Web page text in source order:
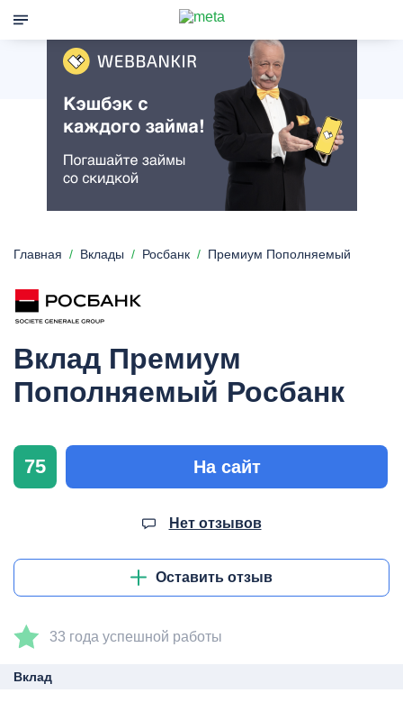
Главная Вклады Росбанк Премиум Пополняемый
Вклад Премиум
Пополняемый Росбанк
75 На сайт
Нет отзывов
Оставить отзыв
33 года успешной работы
Вклад